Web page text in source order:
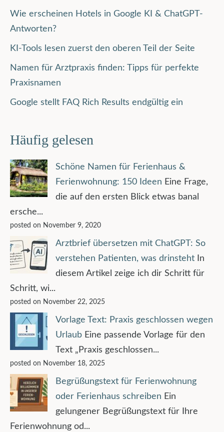
Wie erscheinen Hotels in Google KI & ChatGPT-
Antworten?
KI-Tools lesen zuerst den oberen Teil der Seite
Namen für Arztpraxis finden: Tipps für perfekte
Praxisnamen
Google stellt FAQ Rich Results endgültig ein
Häufig gelesen
Schöne Namen für Ferienhaus &
Ferienwohnung: 150 Ideen Eine Frage,
die auf den ersten Blick etwas banal
ersche...
posted on November 9, 2020
Arztbrief übersetzen mit ChatGPT: So
verstehen Patienten, was drinsteht
In
diesem Artikel zeige ich dir Schritt für
Schritt, wi...
posted on November 22, 2025
Vorlage Text: Praxis geschlossen wegen
Urlaub Eine passende Vorlage für den
Text „Praxis geschlossen...
posted on November 18, 2025
Begrüßungstext für Ferienwohnung
oder Ferienhaus schreiben Ein
gelungener Begrüßungstext für Ihre
Ferienwohnung od...